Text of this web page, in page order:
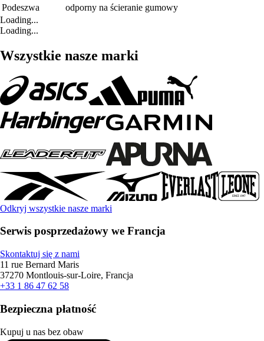
Podeszwa
odporny na ścieranie gumowy
Loading...
Loading...
Wszystkie nasze marki
Odkryj wszystkie nasze marki
Serwis posprzedażowy we Francja
Skontaktuj się z nami
11 rue Bernard Maris
37270 Montlouis-sur-Loire, Francja
+33 1 86 47 62 58
Bezpieczna płatność
Kupuj u nas bez obaw